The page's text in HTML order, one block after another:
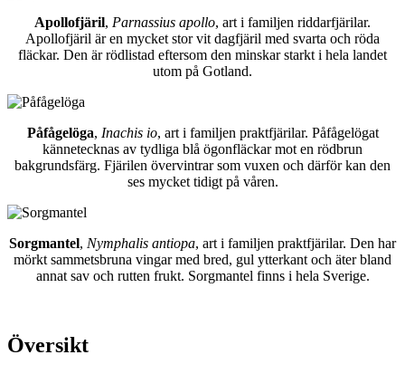
Apollofjäril, Parnassius apollo, art i familjen riddarfjärilar.
Apollofjäril är en mycket stor vit dagfjäril med svarta och röda
fläckar. Den är rödlistad eftersom den minskar starkt i hela landet
utom på Gotland.
Påfågelöga, Inachis io, art i familjen praktfjärilar. Påfågelögat
kännetecknas av tydliga blå ögonfläckar mot en rödbrun
bakgrundsfärg. Fjärilen övervintrar som vuxen och därför kan den
ses mycket tidigt på våren.
Sorgmantel, Nymphalis antiopa, art i familjen praktfjärilar. Den har
mörkt sammetsbruna vingar med bred, gul ytterkant och äter bland
annat sav och rutten frukt. Sorgmantel finns i hela Sverige.
Översikt